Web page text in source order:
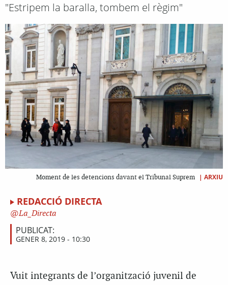
"Estripem la baralla, tombem el règim"
Moment de les detencions davant el Tribunal Suprem | ARXIU
REDACCIÓ DIRECTA
La_Directa
PUBLICAT:
GENER 8, 2019 - 10:30
Vuit integrants de l’organització juvenil de